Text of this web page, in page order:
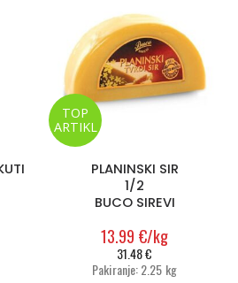
TOP
ARTIKL
PLANINSKI SIR
1/2
BUCO SIREVI
13.99 €/kg
31.48€
Pakiranje: 2.25 kg